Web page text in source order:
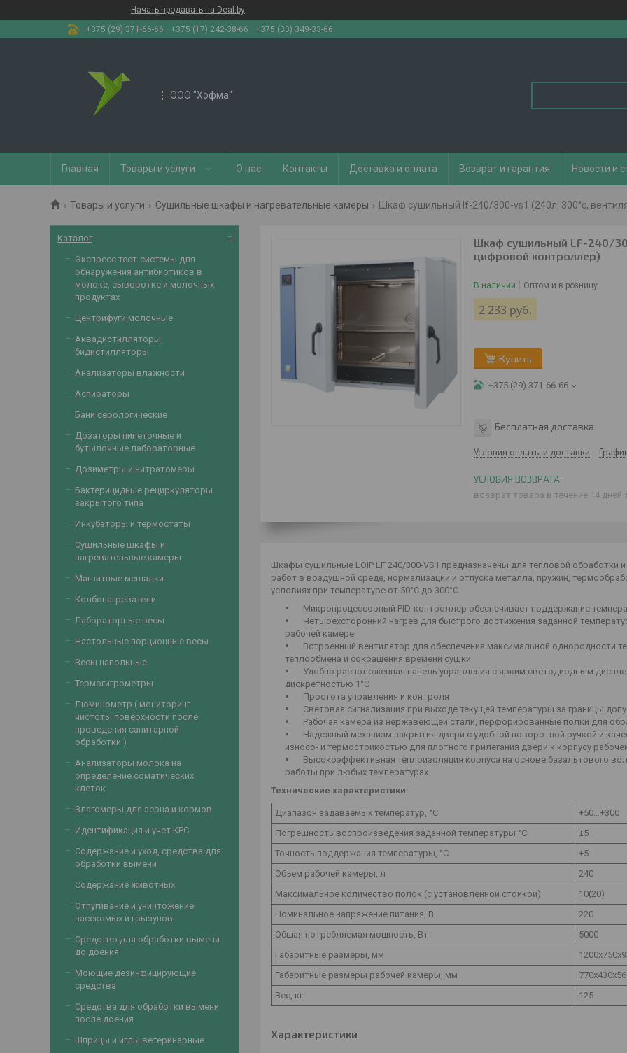
Начать продавать на Deal.by
+375 (29) 371-66-66
+375 (17) 242-38-66 +375 (33) 349-33-66
OOO "Хофма"
Главная Товары и услуги О нас Контакты Доставка и оплата Возврат и гарантия Новости и
Товары и услуги Сушильные шкафы и нагревательные камеры Шкаф сушильный lf-240/300-vs1 (240л, 300°с,
Шкаф сушильный LF-240/
цифровой контроллер)
В наличии Оптом и в розницу
2 233 руб.
Купить
+375 (29) 371-66-66
Бесплатная доставка
Условия оплаты и доставки
возврат товара в течение 14 дней
Шкафы сушильные LOIP LF 240/300-VS1 предназначены для тепловой обработки
работ в воздушной среде, нормализации и отпуска металла, пружин,
условиях при температуре от 50°С до 300°С.
Микропроцессорный PID-контроллер обеспечивает поддержание
Четырехсторонний нагрев для быстрого достижения заданной
рабочей камере
Встроенный вентилятор для обеспечения максимальной однородности
теплообмена и сокращения времени сушки
Удобно расположенная панель управления с ярким светодиодным
дискретностью 1°С
Простота управления и контроля
Световая сигнализация при выходе текущей температуры за границы
Рабочая камера из нержавеющей стали, перфорированные полки для
Надежный механизм закрытия двери с удобной поворотной ручкой и
износо- и термостойкостью для плотного прилегания двери к корпусу
Высокоэффективная теплоизоляция корпуса на основе базальтового
работы при любых температурах
Технические характеристики:
Диапазон задаваемых температур, °С
+50…+300
Погрешность воспроизведения заданной температуры °С
±5
Точность поддержания температуры, °С
±5
Объем рабочей камеры, л
240
Максимальное количество полок (с установленной стойкой)
10(20)
Номинальное напряжение питания, В
220
Общая потребляемая мощность, Вт
5000
Габаритные размеры, мм
Габаритные размеры рабочей камеры, мм
Вес, кг
125
Характеристики
Каталог
Экспресс тест-системы для
обнаружения антибиотиков в
молоке, сыворотке и молочных
продуктах
Центрифуги молочные
Аквадистилляторы,
бидистилляторы
Анализаторы влажности
Аспираторы
Бани серологические
Дозаторы пипеточные и
бутылочные лабораторные
Дозиметры и нитратомеры
Бактерицидные рециркуляторы
закрытого типа
Инкубаторы и термостаты
Сушильные шкафы и
нагревательные камеры
Магнитные мешалки
Колбонагреватели
Лабораторные весы
Настольные порционные весы
Весы напольные
Термогигрометры
Люминометр ( мониторинг
чистоты поверхности после
проведения санитарной
обработки )
Анализаторы молока на
определение соматических
клеток
Влагомеры для зерна и кормов
Идентификация и учет КРС
Содержание и уход, средства для
обработки вымени
Содержание животных
Отпугивание и уничтожение
насекомых и грызунов
Средство для обработки вымени
до доения
Моющие дезинфицирующие
средства
Средства для обработки вымени
после доения
Шприцы и иглы ветеринарные